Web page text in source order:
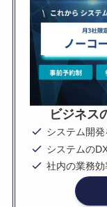
ビジネス
システム開
システムの
社内の業務